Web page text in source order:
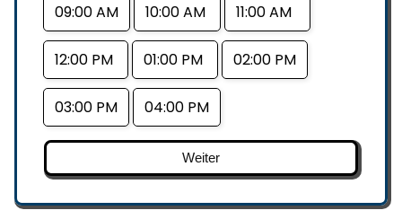
09:00 AM
10:00 AM 11:00 AM
12:00 PM 01:00 PM 02:00 PM
03:00 PM 04:00 PM
Weiter